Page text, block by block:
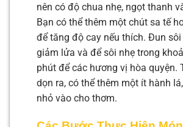
nên có độ chua nhẹ, ngọt thanh
Bạn có thể thêm một chút sa tế
để tăng độ cay nếu thích. Đun
giảm lửa và để sôi nhẹ trong
phút để các hương vị hòa quyện.
dọn ra, có thể thêm một ít hành
nhỏ vào cho thơm.